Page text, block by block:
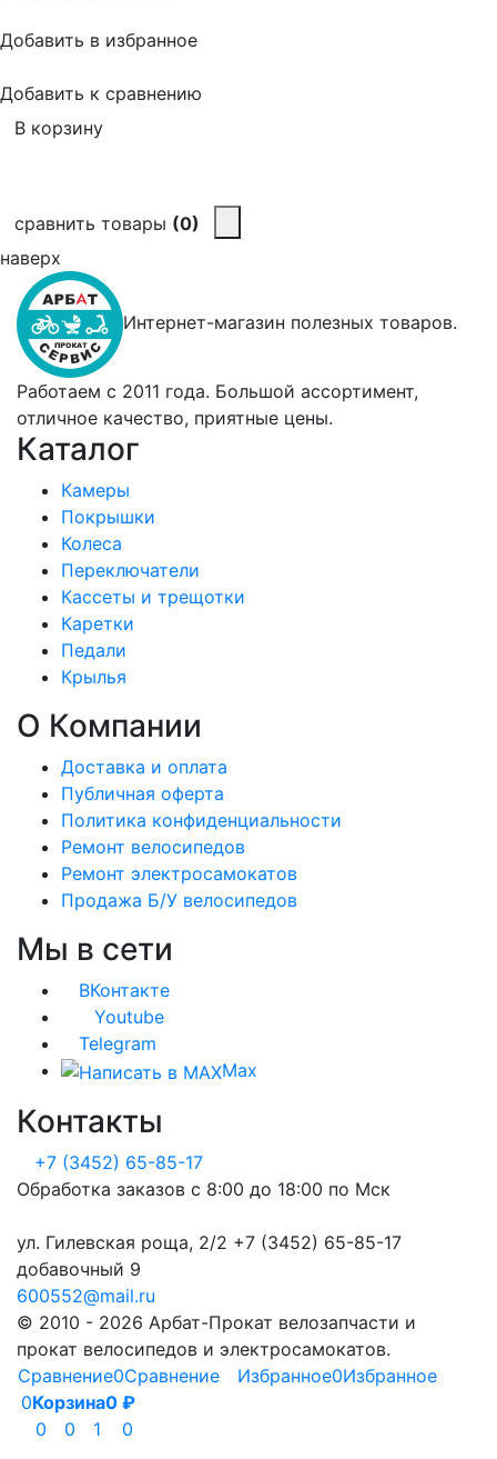
Добавить в избранное
Добавить к сравнению
В корзину
сравнить товары (0)
наверх
Интернет-магазин полезных товаров.
Работаем с 2011 года. Большой ассортимент,
отличное качество, приятные цены.
Каталог
Камеры
Покрышки
Колеса
Переключатели
Кассеты и трещотки
Каретки
Педали
Крылья
О Компании
Доставка и оплата
Публичная оферта
Политика конфиденциальности
Ремонт велосипедов
Ремонт электросамокатов
Продажа Б/У велосипедов
Мы в сети
ВКонтакте
Youtube
Telegram
Max
Контакты
+7 (3452) 65-85-17
Обработка заказов с 8:00 до 18:00 по Мск
ул. Гилевская роща, 2/2 +7 (3452) 65-85-17
добавочный 9
600552@mail.ru
© 2010 - 2026 Арбат-Прокат велозапчасти и
прокат велосипедов и электросамокатов.
Сравнение0Сравнение Избранное0Избранное
0Корзина0 ₽
0
0 1 0